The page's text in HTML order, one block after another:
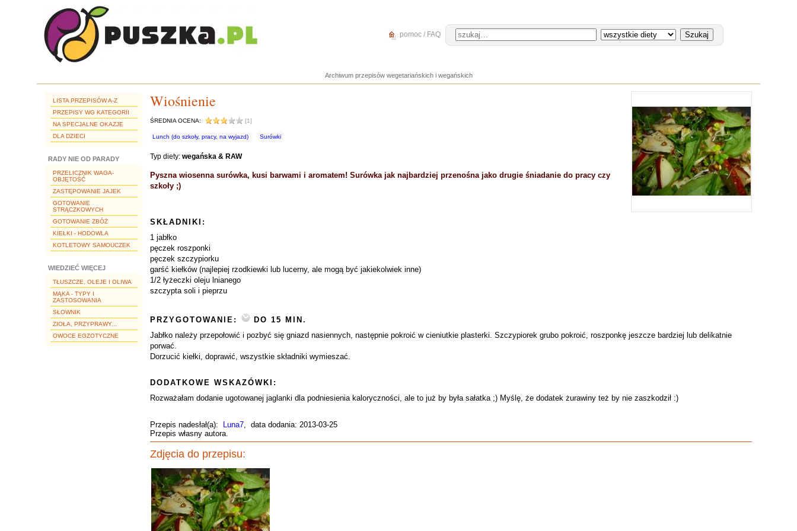
pomoc / FAQ
Archiwum przepisów wegetariańskich i wegańskich
LISTA PRZEPISÓW A-Z
PRZEPISY WG KATEGORII
NA SPECJALNE OKAZJE
DLA DZIECI
RADY NIE OD PARADY
PRZELICZNIK WAGA-
OBJĘTOŚĆ
ZASTĘPOWANIE JAJEK
GOTOWANIE
STRĄCZKOWYCH
GOTOWANIE ZBÓŻ
KIEŁKI - HODOWLA
KOTLETOWY SAMOUCZEK
WIEDZIEĆ WIĘCEJ
TŁUSZCZE, OLEJE I OLIWA
MĄKA - TYPY I
ZASTOSOWANIA
SŁOWNIK
ZIOŁA, PRZYPRAWY...
OWOCE EGZOTYCZNE
Wiośnienie
ŚREDNIA OCENA: [1]
Lunch (do szkoły, pracy, na wyjazd) Surówki
Typ diety: wegańska & RAW
Pyszna wiosenna surówka, kusi barwami i aromatem! Surówka jak najbardziej przenośna jako drugie śniadanie do pracy czy
szkoły ;)
SKŁADNIKI:
1 jabłko
pęczek roszponki
pęczek szczypiorku
garść kiełków (najlepiej rzodkiewki lub lucerny, ale mogą być jakiekolwiek inne)
1/2 łyżeczki oleju lnianego
szczypta soli i pieprzu
PRZYGOTOWANIE:
DO 15 MIN.
Jabłko należy przepołowić i pozbyć się gniazd nasiennych, następnie pokroić w cieniutkie plasterki. Szczypiorek grubo pokroić, roszponkę jeszcze bardziej lub delikatnie
porwać.
Dorzucić kiełki, doprawić, wszystkie składniki wymieszać.
DODATKOWE WSKAZÓWKI:
Rozważałam dodanie ugotowanej jaglanki dla podniesienia kaloryczności, ale to już by była sałatka ;) Myślę, że dodatek żurawiny też by nie zaszkodził :)
Przepis nadesłał(a): Luna7, data dodania: 2013-03-25
Przepis własny autora.
Zdjęcia do przepisu: